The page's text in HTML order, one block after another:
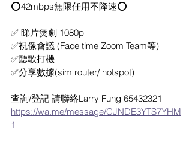
⭕️42mbps無限任用不降速⭕️
✅ 睇片煲劇 1080p
✅視像會議 (Face time Zoom Team等)
✅聽歌打機
✅分享數據(sim router/ hotspot)
查詢/登記 請聯絡Larry Fung 65432321
https://wa.me/message/CJNDE3YTS7YHM
1